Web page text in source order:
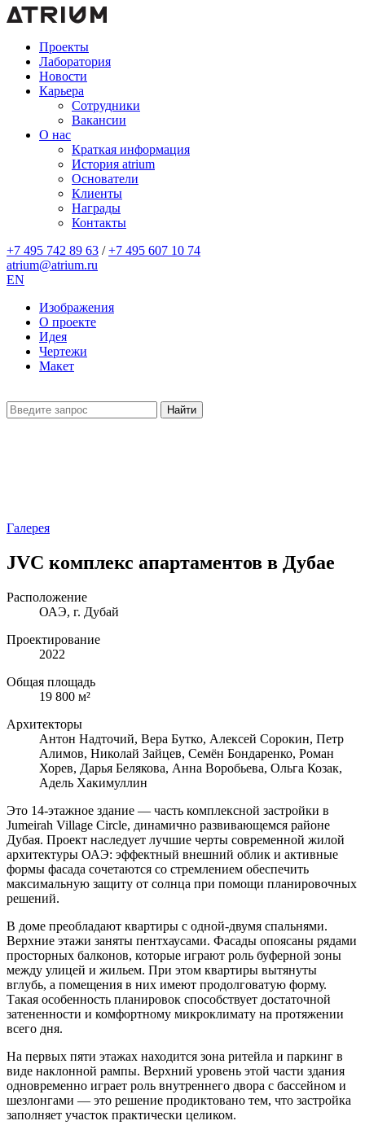
Проекты
Лаборатория
Новости
Карьера
Сотрудники
Вакансии
О нас
Краткая информация
История atrium
Основатели
Клиенты
Награды
Контакты
+7 495 742 89 63 / +7 495 607 10 74
atrium@atrium.ru
EN
Изображения
О проекте
Идея
Чертежи
Макет
Найти
Галерея
JVC комплекс апартаментов в Дубае
Расположение
ОАЭ, г. Дубай
Проектирование
2022
Общая площадь
19 800 м²
Архитекторы
Антон Надточий, Вера Бутко, Алексей Сорокин, Петр
Алимов, Николай Зайцев, Семён Бондаренко, Роман
Хорев, Дарья Белякова, Анна Воробьева, Ольга Козак,
Адель Хакимуллин
Это 14-этажное здание — часть комплексной застройки в
Jumeirah Village Circle, динамично развивающемся районе
Дубая. Проект наследует лучшие черты современной жилой
архитектуры ОАЭ: эффектный внешний облик и активные
формы фасада сочетаются со стремлением обеспечить
максимальную защиту от солнца при помощи планировочных
решений.
В доме преобладают квартиры с одной-двумя спальнями.
Верхние этажи заняты пентхаусами. Фасады опоясаны рядами
просторных балконов, которые играют роль буферной зоны
между улицей и жильем. При этом квартиры вытянуты
вглубь, а помещения в них имеют продолговатую форму.
Такая особенность планировок способствует достаточной
затененности и комфортному микроклимату на протяжении
всего дня.
На первых пяти этажах находится зона ритейла и паркинг в
виде наклонной рампы. Верхний уровень этой части здания
одновременно играет роль внутреннего двора с бассейном и
шезлонгами — это решение продиктовано тем, что застройка
заполняет участок практически целиком.